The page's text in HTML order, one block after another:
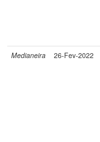
Medianeira 26-Fev-2022